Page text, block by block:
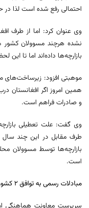
احتمالی رفع شده است لذا
وی عنوان کرد: اما از طرف
نشده هرچند مسوولان کشور
بازارچه‌ها داده‌اند اما تا
موهبتی افزود: زیرساخت‌های
همین امروز اگر افغانستان
و صادرات فراهم است.
وی گفت: علت تعطیلی
طرف مقابل در این چند سال
بازارچه‌ها توسط مسوولان
است.
مبادلات رسمی به توافق ۲ کشور نیاز دارد